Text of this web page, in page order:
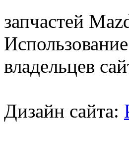
запчастей
владельцев
Дизайн сайта: